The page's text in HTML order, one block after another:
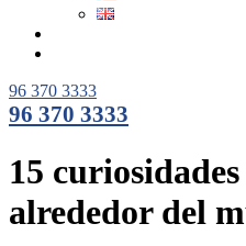
96 370 3333
96 370 3333
15
alrededor del